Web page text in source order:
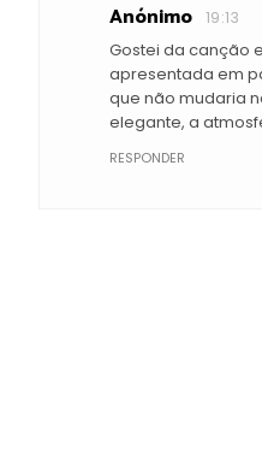
Anónimo 19:13
Gostei da canção
apresentada em
que não mudaria
elegante, a
RESPONDER